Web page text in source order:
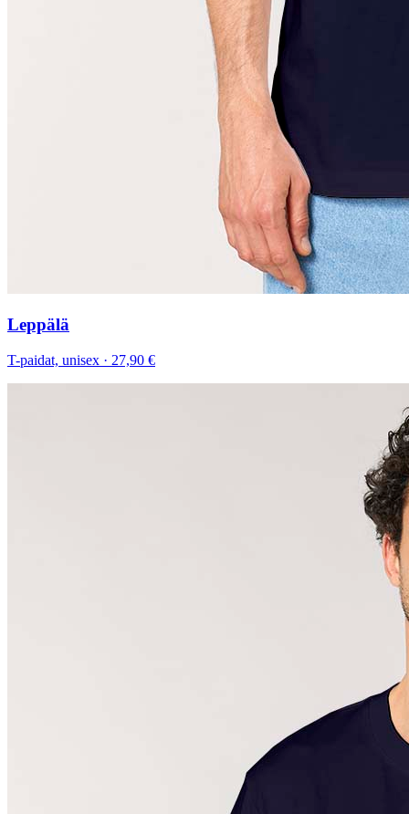
Leppälä
T-paidat, unisex · 27,90 €